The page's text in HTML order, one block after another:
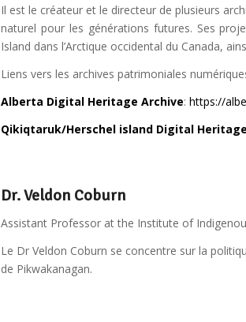
Il est le créateur et le directeur de plusieurs
naturel pour les générations futures. Ses
Island dans l’Arctique occidental du Canada,
Liens vers les archives patrimoniales
Alberta Digital Heritage Archive: https://
Qikiqtaruk/Herschel island Digital
Dr. Veldon Coburn
Assistant Professor at the Institute of
Le Dr Veldon Coburn se concentre sur la
de Pikwakanagan.